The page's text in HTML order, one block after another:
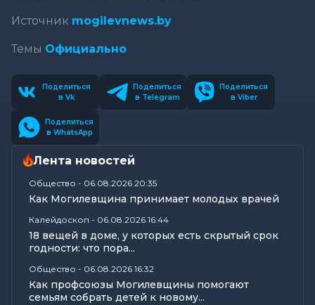
Источник mogilevnews.by
Темы Официально
Поделиться
в Vk
Поделиться
в Telegram
Поделиться
в Viber
Поделиться
в WhatsApp
Лента новостей
Общество - 06.08.2026 20:35
Как Могилевщина принимает молодых врачей
Калейдоскоп - 06.08.2026 16:44
18 вещей в доме, у которых есть скрытый срок
годности: что пора...
Общество - 06.08.2026 16:32
Как профсоюзы Могилевщины помогают
семьям собрать детей к новому...